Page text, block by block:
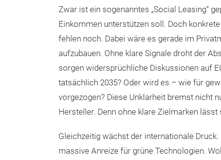
Zwar ist ein sogenanntes „Social Leasing“
Einkommen unterstützen soll. Doch
fehlen noch. Dabei wäre es gerade im
aufzubauen. Ohne klare Signale droht der
sorgen widersprüchliche Diskussionen auf
tatsächlich 2035? Oder wird es – wie für
vorgezogen? Diese Unklarheit bremst nicht
Hersteller. Denn ohne klare Zielmarken
Gleichzeitig wächst der internationale
massive Anreize für grüne Technologien.